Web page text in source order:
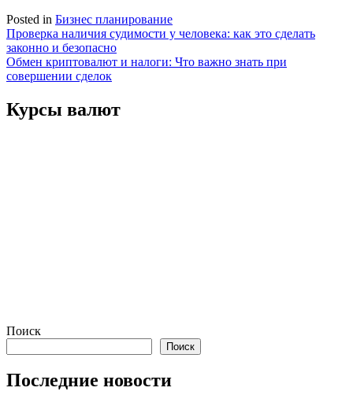
Posted in Бизнес планирование
Навигация
по
записям
Проверка наличия судимости у человека: как это сделать
законно и безопасно
Обмен криптовалют и налоги: Что важно знать при
совершении сделок
Курсы валют
Поиск
Поиск
Последние новости